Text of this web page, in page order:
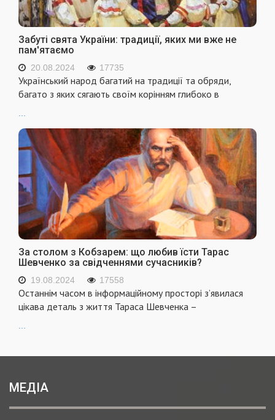
Забуті свята України: традиції, яких ми вже не
пам'ятаємо
20.08.2024 17735
Український народ багатий на традиції та обряди,
багато з яких сягають своїм корінням глибоко в
...
За столом з Кобзарем: що любив їсти Тарас
Шевченко за свідченнями сучасників?
19.08.2024 17558
Останнім часом в інформаційному просторі з’явилася
цікава деталь з життя Тараса Шевченка –
МЕДІА